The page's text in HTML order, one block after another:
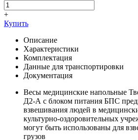
+
Купить
Описание
Характеристики
Комплектация
Данные для транспортировки
Документация
Весы медицинские напольные
Д2-А с блоком питания БПС
взвешивания людей в
культурно-оздоровительных
могут быть использованы для
грузов